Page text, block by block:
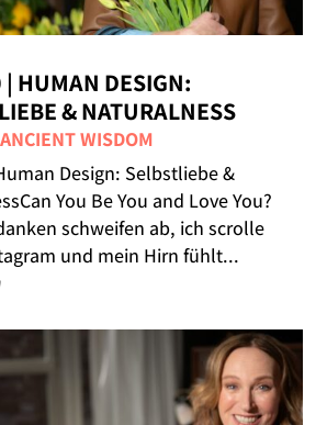
| HUMAN DESIGN:
& NATURALNESS
WISDOM
Design: Selbstliebe &
You Be You and Love You?
schweifen ab, ich scrolle
und mein Hirn fühlt...